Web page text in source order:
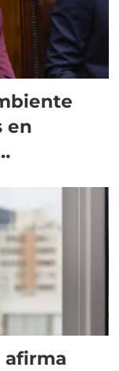
en
afirma